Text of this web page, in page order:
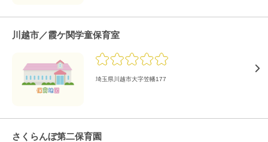
川越市／霞ケ関学童保育室
埼玉県川越市大字笠幡177
さくらんぼ第二保育園